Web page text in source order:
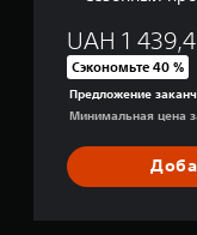
UAH 1
Сэкономьте 40 %
Предложение
Минимальная цена